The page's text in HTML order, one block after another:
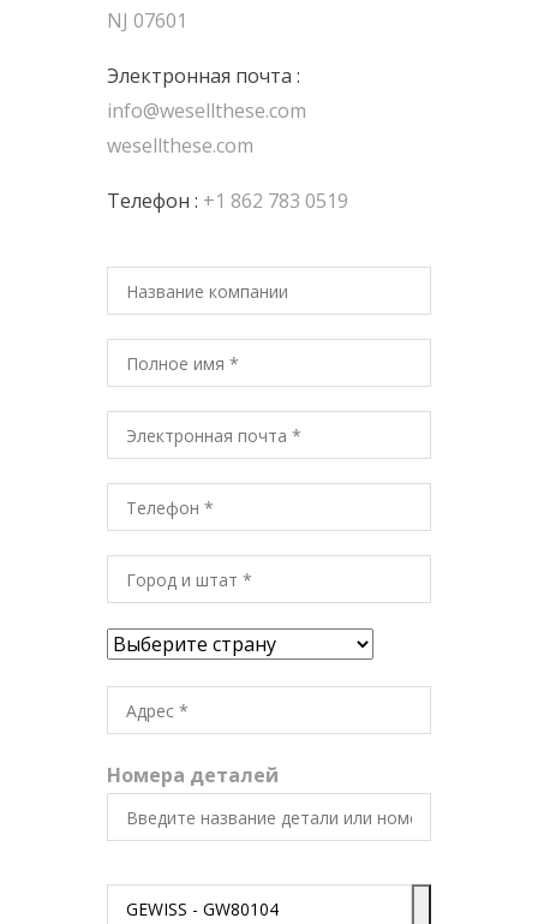
NJ 07601
Электронная почта :
info@wesellthese.com
wesellthese.com
Телефон : +1 862 783 0519
Номера деталей